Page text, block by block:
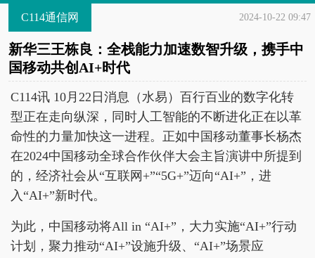
C114通信网 2024-10-22 09:47
新华三王栋良：全栈能力加速数智升级，携手中
国移动共创AI+时代
C114讯 10月22日消息（水易）百行百业的数字化转
型正在走向纵深，同时人工智能的不断进化正在以革
命性的力量加快这一进程。正如中国移动董事长杨杰
在2024中国移动全球合作伙伴大会主旨演讲中所提到
的，经济社会从“互联网+”“5G+”迈向“AI+”，进
入“AI+”新时代。
为此，中国移动将All in “AI+”，大力实施“AI+”行动
计划，聚力推动“AI+”设施升级、“AI+”场景应